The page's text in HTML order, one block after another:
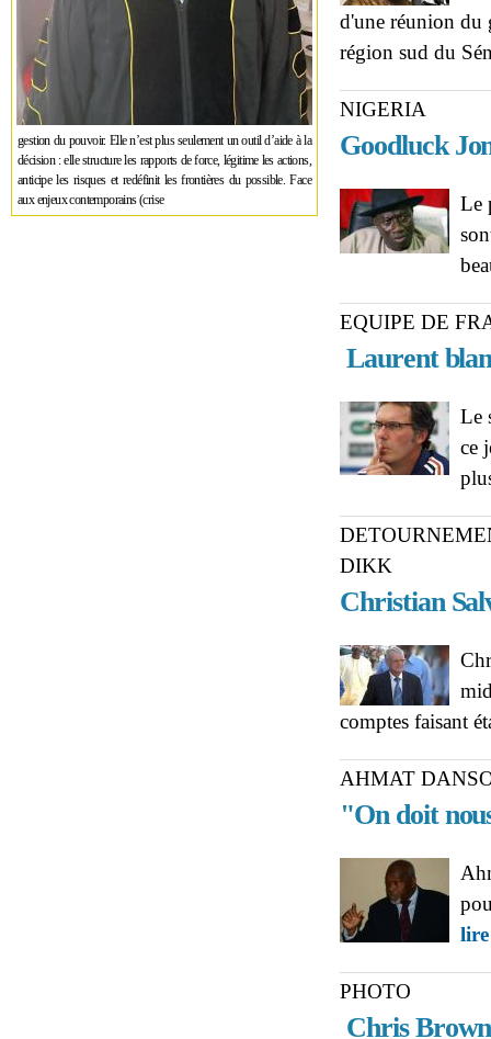
gestion du pouvoir. Elle n’est plus seulement un outil d’aide à la
décision : elle structure les rapports de force, légitime les actions,
anticipe les risques et redéfinit les frontières du possible. Face
aux enjeux contemporains (crise
d'une réunion du
région sud du
NIGERIA
Goodluck
Le
EQUIPE DE
Laurent
Le
ce
DIKK
Christian
comptes faisant
AHMAT
"On doit
PHOTO
Chris